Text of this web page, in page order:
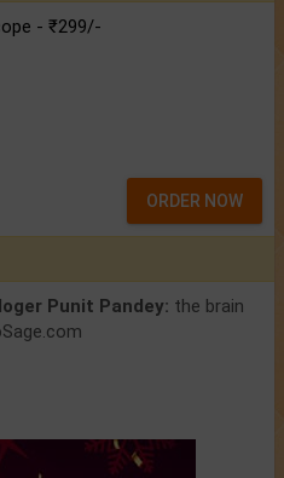
- ₹299/-
ORDER NOW
Punit Pandey: the brain